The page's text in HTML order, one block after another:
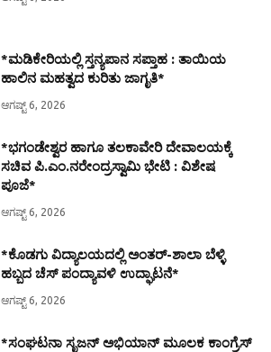
*ಮಡಿಕೇರಿಯಲ್ಲಿ ಸ್ತನ್ಯಪಾನ ಸಪ್ತಾಹ : ತಾಯಿಯ
ಹಾಲಿನ ಮಹತ್ವದ ಕುರಿತು ಜಾಗೃತಿ*
ಆಗಷ್ಟ್ 6, 2026
*ಭಗಂಡೇಶ್ವರ ಹಾಗೂ ತಲಕಾವೇರಿ ದೇವಾಲಯಕ್ಕೆ
ಸಚಿವ ಪಿ.ಎಂ.ನರೇಂದ್ರಸ್ವಾಮಿ ಭೇಟಿ : ವಿಶೇಷ
ಪೂಜೆ*
ಆಗಷ್ಟ್ 6, 2026
*ಕೊಡಗು ವಿದ್ಯಾಲಯದಲ್ಲಿ ಅಂತರ್-ಶಾಲಾ ಬೆಳ್ಳಿ
ಹಬ್ಬದ ಚೆಸ್ ಪಂದ್ಯಾವಳಿ ಉದ್ಘಾಟನೆ*
ಆಗಷ್ಟ್ 6, 2026
*ಸಂಘಟನಾ ಸೃಜನ್ ಅಭಿಯಾನ್ ಮೂಲಕ ಕಾಂಗ್ರೆಸ್